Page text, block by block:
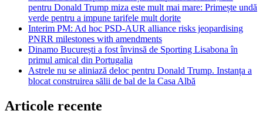
pentru Donald Trump miza este mult mai mare: Primește undă
verde pentru a impune tarifele mult dorite
Interim PM: Ad hoc PSD-AUR alliance risks jeopardising
PNRR milestones with amendments
Dinamo București a fost învinsă de Sporting Lisabona în
primul amical din Portugalia
Astrele nu se aliniază deloc pentru Donald Trump. Instanța a
blocat construirea sălii de bal de la Casa Albă
Articole recente